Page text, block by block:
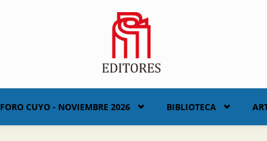
FORO CUYO - NOVIEMBRE 2026 BIBLIOTECA